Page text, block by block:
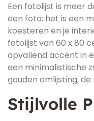
Een fotolijst is meer
een foto; het is een
koesteren en je
fotolijst van 60 x 80
opvallend accent in
een minimalistische
gouden omlijsting,
Stijlvolle